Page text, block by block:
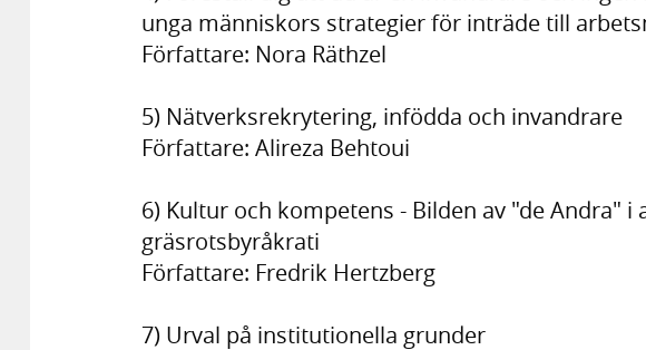
unga människors strategier för inträde till
Författare: Nora Räthzel
5) Nätverksrekrytering, infödda och invandrare
Författare: Alireza Behtoui
6) Kultur och kompetens - Bilden av "de Andra"
gräsrotsbyråkrati
Författare: Fredrik Hertzberg
7) Urval på institutionella grunder